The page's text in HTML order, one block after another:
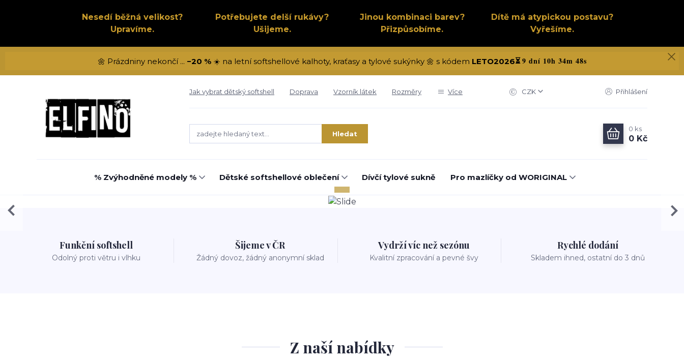
Nesedí běžná velikost?
Upravíme.
Potřebujete delší rukávy?
Ušijeme.
Jinou kombinaci barev?
Přizpůsobíme.
Dítě má atypickou postavu?
Vyřešíme.
🌼 Prázdniny nekončí ... −20 %☀️ na letní softshellové kalhoty, kraťasy a tylové sukýnky 🌼 s kódem LETO2026⏳9 dní 10h 34m 47s
Jak vybrat dětský softshell Doprava Vzorník látek Rozměry Více CZK Přihlášení
Hledat
0 ks
0 Kč
% Zvýhodněné modely % Dětské softshellové oblečení Dívčí tylové sukně Pro mazlíčky od WORIGINAL
Funkční softshell
Odolný proti větru i vlhku
Šijeme v ČR
Žádný dovoz, žádný anonymní sklad
Vydrží víc než sezónu
Kvalitní zpracování a pevné švy
Rychlé dodání
Skladem ihned, ostatní do 3 dnů
Z naší nabídky